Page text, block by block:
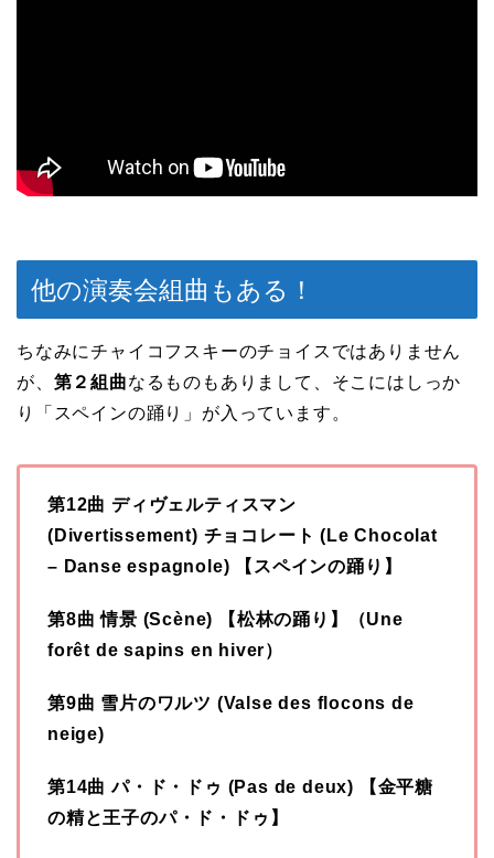
他の演奏会組曲もある！
ちなみにチャイコフスキーのチョイスではありません
が、 第２組曲なるものもありまして、そこにはしっか
り「スペインの踊り」が入っています。
第12曲 ディヴェルティスマン
(Divertissement) チョコレート (Le Chocolat
– Danse espagnole) 【スペインの踊り】
第8曲 情景 (Scène) 【松林の踊り】（Une
forêt de sapins en hiver）
第9曲 雪片のワルツ (Valse des flocons de
neige)
第14曲 パ・ド・ドゥ (Pas de deux) 【金平糖
の精と王子のパ・ド・ドゥ】